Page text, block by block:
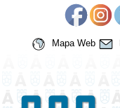
Mapa Web